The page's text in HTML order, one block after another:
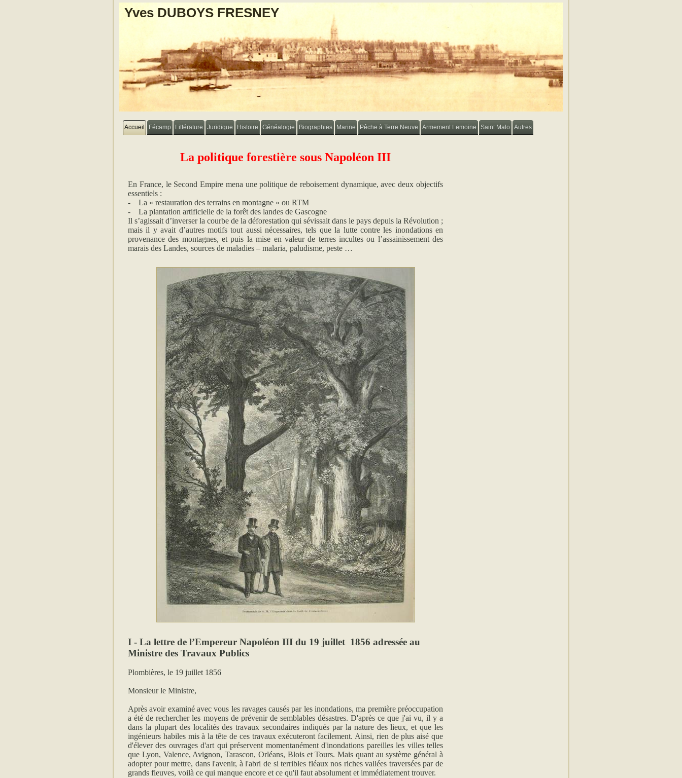
Yves DUBOYS FRESNEY
Accueil Fécamp Littérature Juridique Histoire Généalogie Biographies Marine Pêche à Terre Neuve Armement Lemoine Saint Malo Autres
La politique forestière sous Napoléon III
En France, le Second Empire mena une politique de reboisement dynamique, avec deux objectifs
essentiels :
-
La « restauration des terrains en montagne » ou RTM
-
La plantation artificielle de la forêt des landes de Gascogne
Il s’agissait d’inverser la courbe de la déforestation qui sévissait dans le pays depuis la Révolution ;
mais il y avait d’autres motifs tout aussi nécessaires, tels que la lutte contre les inondations en
provenance des montagnes, et puis la mise en valeur de terres incultes ou l’assainissement des
marais des Landes, sources de maladies – malaria, paludisme, peste …
I - La lettre de l’Empereur Napoléon III du 19 juillet 1856 adressée au
Ministre des Travaux Publics
Plombières, le 19 juillet 1856
Monsieur le Ministre,
Après avoir examiné avec vous les ravages causés par les inondations, ma première préoccupation
a été de rechercher les moyens de prévenir de semblables désastres. D'après ce que j'ai vu, il y a
dans la plupart des localités des travaux secondaires indiqués par la nature des lieux, et que les
ingénieurs habiles mis à la tête de ces travaux exécuteront facilement. Ainsi, rien de plus aisé que
d'élever des ouvrages d'art qui préservent momentanément d'inondations pareilles les villes telles
que Lyon, Valence, Avignon, Tarascon, Orléans, Blois et Tours. Mais quant au système général à
adopter pour mettre, dans l'avenir, à l'abri de si terribles fléaux nos riches vallées traversées par de
grands fleuves, voilà ce qui manque encore et ce qu'il faut absolument et immédiatement trouver.